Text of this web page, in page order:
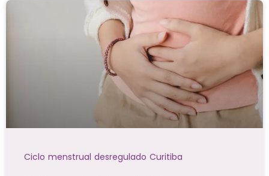
Ciclo menstrual desregulado Curitiba